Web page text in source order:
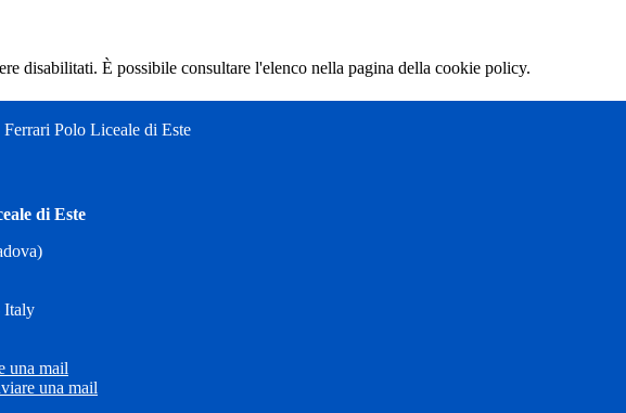
disabilitati. È possibile consultare l'elenco nella pagina della cookie policy.
Polo Liceale di Este
di Este
Italy
una mail
una mail